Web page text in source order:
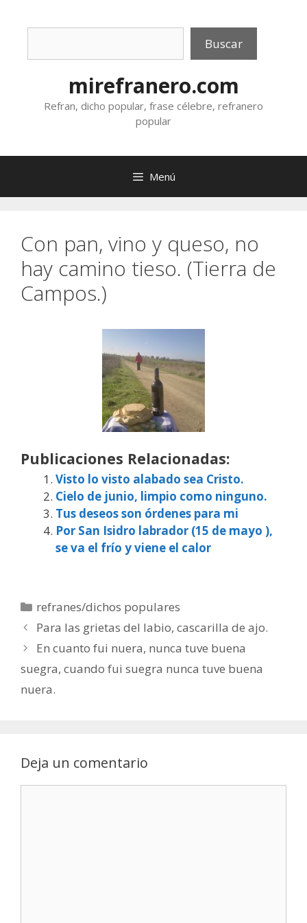
Buscar
mirefranero.com
Refran, dicho popular, frase célebre, refranero
popular
Menú
Con pan, vino y queso, no
hay camino tieso. (Tierra de
Campos.)
Publicaciones Relacionadas:
Visto lo visto alabado sea Cristo.
Cielo de junio, limpio como ninguno.
Tus deseos son órdenes para mi
Por San Isidro labrador (15 de mayo ),
se va el frío y viene el calor
Categorías
refranes/dichos populares
Para las grietas del labio, cascarilla de ajo.
En cuanto fui nuera, nunca tuve buena
suegra, cuando fui suegra nunca tuve buena
nuera.
Deja un comentario